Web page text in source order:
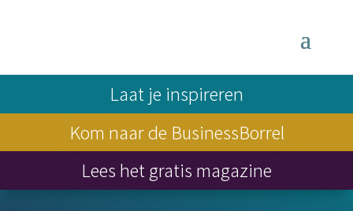
Laat je inspireren
Kom naar de BusinessBorrel
Lees het gratis magazine